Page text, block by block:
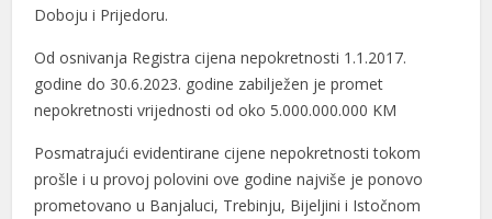
Doboju i Prijedoru.
Od osnivanja Registra cijena nepokretnosti 1.1.2017.
godine do 30.6.2023. godine zabilježen je promet
nepokretnosti vrijednosti od oko 5.000.000.000 KM
Posmatrajući evidentirane cijene nepokretnosti tokom
prošle i u provoj polovini ove godine najviše je ponovo
prometovano u Banjaluci, Trebinju, Bijeljini i Istočnom